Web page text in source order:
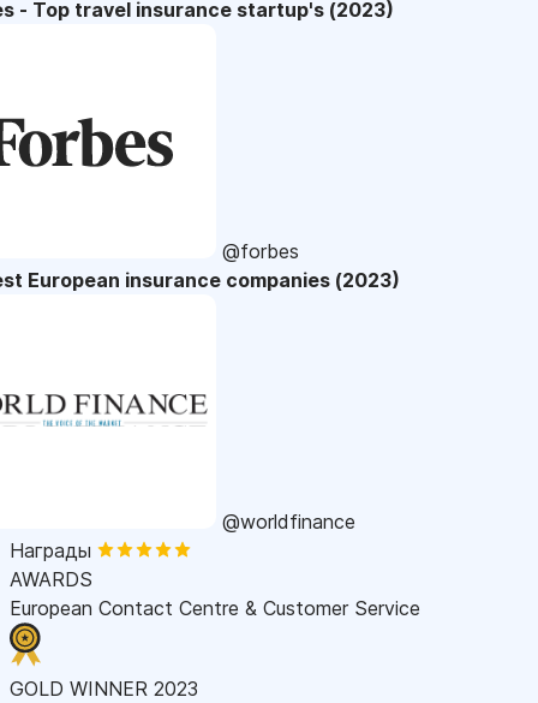
- Top travel insurance startup's (2023)
@forbes
European insurance companies (2023)
@worldfinance
Награды
AWARDS
European Contact Centre & Customer Service
GOLD WINNER 2023